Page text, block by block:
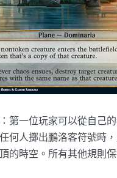
第一位玩家可以從自己
何人擲出鵬洛客符號時
的時空。所有其他規則